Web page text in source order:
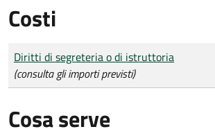
Costi
Tipo di pagamento
Importo
Diritti di segreteria o di istruttoria
(consulta gli importi previsti)
Cosa serve